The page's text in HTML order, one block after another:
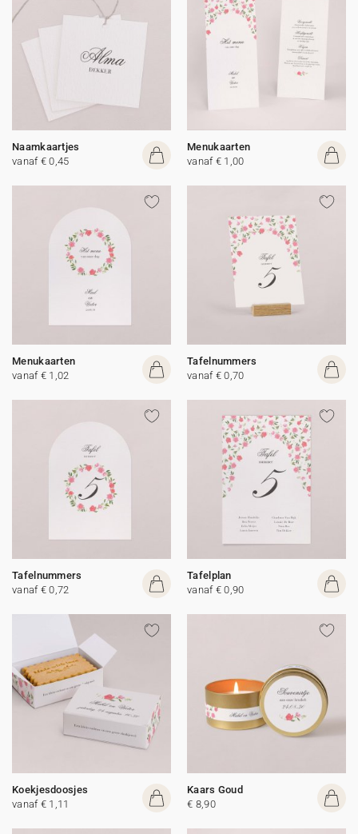
Naamkaartjes
vanaf € 0,45
Menukaarten
vanaf € 1,00
Menukaarten
vanaf € 1,02
Tafelnummers
vanaf € 0,70
Tafelnummers
vanaf € 0,72
Tafelplan
vanaf € 0,90
Koekjesdoosjes
vanaf € 1,11
Kaars Goud
€ 8,90